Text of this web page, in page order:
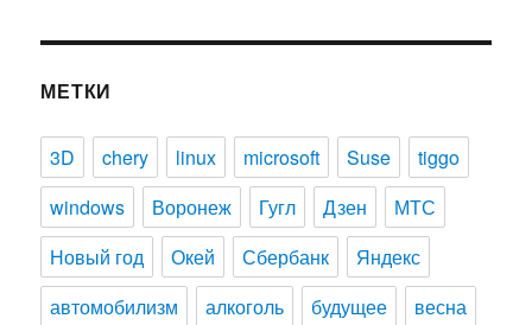
МЕТКИ
3D chery linux microsoft Suse
tiggo
windows
Воронеж Гугл Дзен
МТС
Новый год
Окей Сбербанк
Яндекс
автомобилизм
алкоголь будущее
весна